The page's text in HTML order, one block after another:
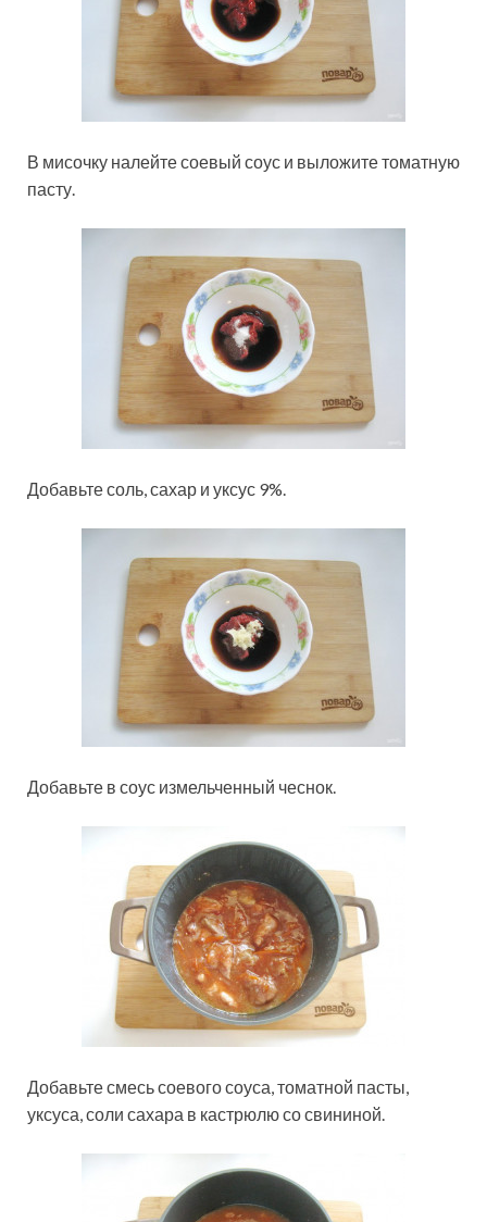
В мисочку налейте соевый соус и выложите томатную
пасту.
Добавьте соль, сахар и уксус 9%.
Добавьте в соус измельченный чеснок.
Добавьте смесь соевого соуса, томатной пасты,
уксуса, соли сахара в кастрюлю со свининой.